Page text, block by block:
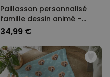
Paillasson personnalisé
famille dessin animé –
Illustration
34,99 €